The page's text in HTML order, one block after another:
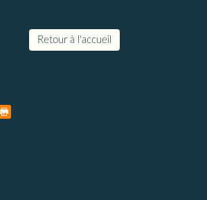
Retour à l'accueil